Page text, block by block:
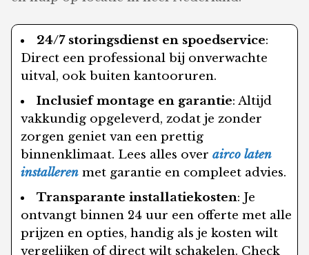
24/7 storingsdienst en spoedservice:
Direct een professional bij onverwachte
uitval, ook buiten kantooruren.
Inclusief montage en garantie: Altijd
vakkundig opgeleverd, zodat je zonder
zorgen geniet van een prettig
binnenklimaat. Lees alles overairco laten
installeren met garantie en compleet advies.
Transparante installatiekosten: Je
ontvangt binnen 24 uur een offerte met alle
prijzen en opties, handig als je kosten wilt
vergelijken of direct wilt schakelen. Check